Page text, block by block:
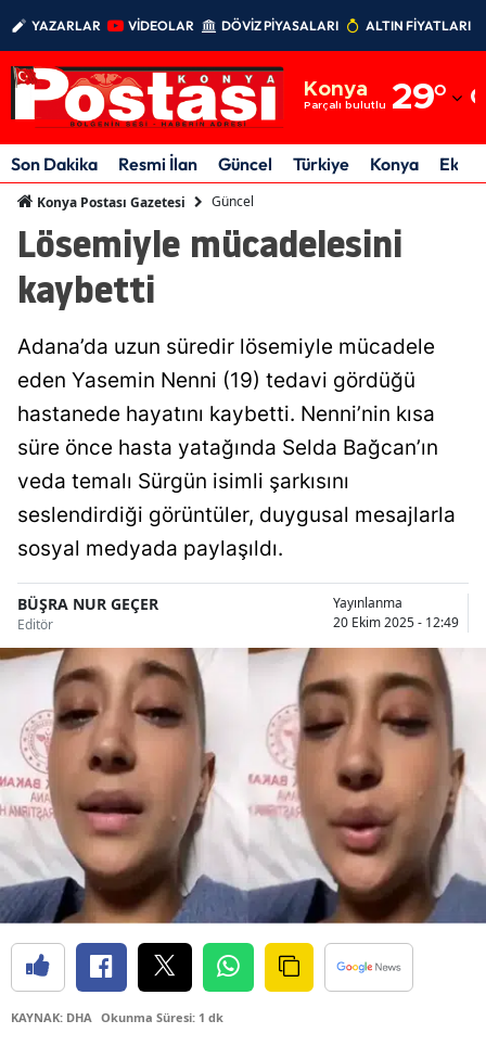
YAZARLAR VİDEOLAR DÖVİZ PİYASALARI ALTIN FİYATLARI
Konya
Parçalı bulutlu 29°
Adıyaman
Afyonkarahisar
Amasya
Artvin
Aydın
Balıkesir
Bilecik
Bitlis
Bolu
Burdur
Bursa
Çanakkale
Çankırı
Çorum
Denizli
Diyarbakır
Edirne
Son Dakika Resmi İlan Güncel Türkiye Konya
Konya Postası Gazetesi Güncel
Lösemiyle mücadelesini
kaybetti
Adana’da uzun süredir lösemiyle mücadele
eden Yasemin Nenni (19) tedavi gördüğü
hastanede hayatını kaybetti. Nenni’nin kısa
süre önce hasta yatağında Selda Bağcan’ın
veda temalı Sürgün isimli şarkısını
seslendirdiği görüntüler, duygusal mesajlarla
sosyal medyada paylaşıldı.
BÜŞRA NUR GEÇER
Editör
Yayınlanma
20 Ekim 2025 - 12:49
KAYNAK: DHA Okunma Süresi: 1 dk